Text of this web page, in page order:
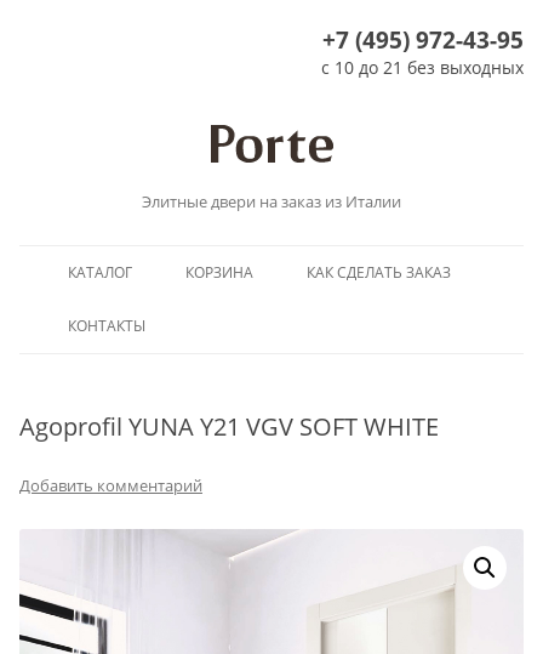
+7 (495) 972-43-95
с 10 до 21 без выходных
Элитные двери на заказ из Италии
КАТАЛОГ КОРЗИНА КАК СДЕЛАТЬ ЗАКАЗ
КОНТАКТЫ
Agoprofil YUNA Y21 VGV SOFT WHITE
Добавить комментарий